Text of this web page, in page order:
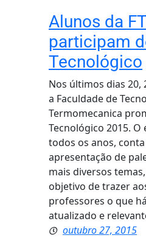
Alunos da
participam
Tecnológico
Nos últimos dias 20,
a Faculdade de
Termomecanica
Tecnológico 2015.
todos os anos,
apresentação de
mais diversos
objetivo de trazer
professores o que
atualizado e
outubro 27, 2015